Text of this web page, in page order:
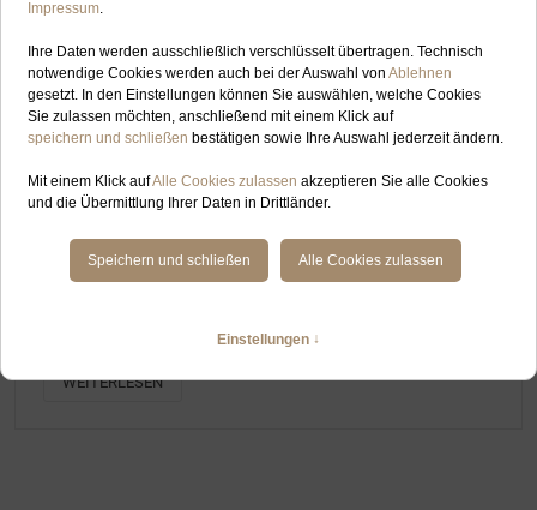
AUG
28
WEITERLESEN